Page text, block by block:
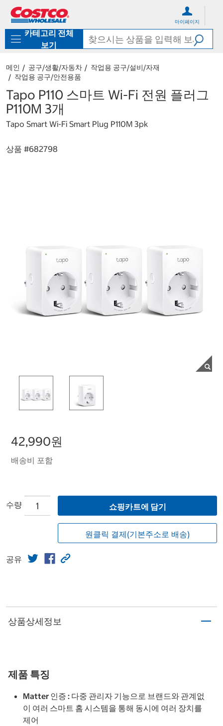
로
기
가
마이페이지
카테고리 전체
보기
메인 공구/생활/자동차
작업용 공구/설비/자재
작업용 공구/안전용품
Tapo P110 스마트 Wi-Fi 전원 플러그
P110M 3개
Tapo Smart Wi-Fi Smart Plug P110M 3pk
상품 #682798
42,990원
배송비 포함
수량 쇼핑카트에 담기
원클릭 결제(기본주소로 배송)
공유
상품상세정보
제품 특징
Matter 인증 : 다중 관리자 기능으로 브랜드와 관계없
이 여러 스마트 홈 시스템을 통해 동시에 여러 장치를
제어